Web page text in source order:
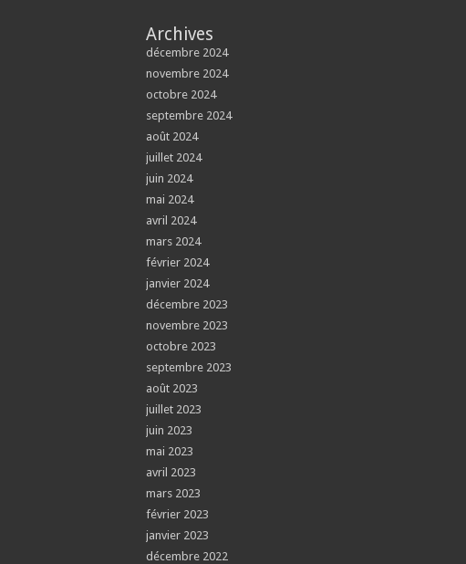
Archives
décembre 2024
novembre 2024
octobre 2024
septembre 2024
août 2024
juillet 2024
juin 2024
mai 2024
avril 2024
mars 2024
février 2024
janvier 2024
décembre 2023
novembre 2023
octobre 2023
septembre 2023
août 2023
juillet 2023
juin 2023
mai 2023
avril 2023
mars 2023
février 2023
janvier 2023
décembre 2022